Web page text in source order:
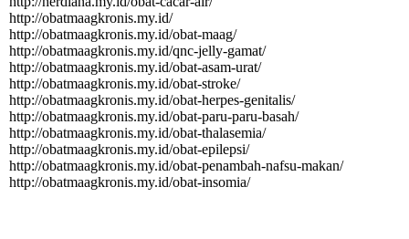
http:­//­obatmaagkronis.­my.­id/­
http:­//­obatmaagkronis.­my.­id/­obat-­maag/­
http:­//­obatmaagkronis.­my.­id/­qnc-­jelly-­gamat/­
http:­//­obatmaagkronis.­my.­id/­obat-­asam-­urat/­
http:­//­obatmaagkronis.­my.­id/­obat-­stroke/­
http:­//­obatmaagkronis.­my.­id/­obat-­herpes-­genitalis/­
http:­//­obatmaagkronis.­my.­id/­obat-­paru-­paru-­basah/­
http:­//­obatmaagkronis.­my.­id/­obat-­thalasemia/­
http:­//­obatmaagkronis.­my.­id/­obat-­epilepsi/­
http:­//­obatmaagkronis.­my.­id/­obat-­penambah-­nafsu-­makan/­
http:­//­obatmaagkronis.­my.­id/­obat-­insomia/­